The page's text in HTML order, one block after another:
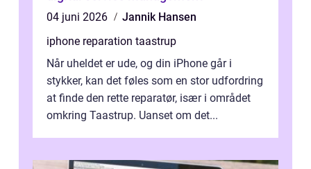
04 juni 2026
Jannik Hansen
iphone reparation taastrup
Når uheldet er ude, og din iPhone går i
stykker, kan det føles som en stor udfordring
at finde den rette reparatør, især i området
omkring Taastrup. Uanset om det...